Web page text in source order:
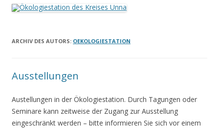
ARCHIV DES AUTORS: OEKOLOGIESTATION
Ausstellungen
Austellungen in der Ökologiestation. Durch Tagungen oder
Seminare kann zeitweise der Zugang zur Ausstellung
eingeschränkt werden – bitte informieren Sie sich vor einem